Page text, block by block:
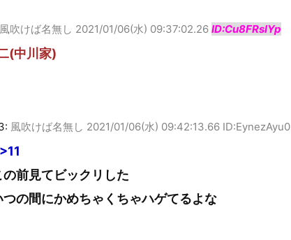
風吹けば名無し 2021/01/06(水) 09:37:02.26 ID:Cu8FRslYp
(中川家)
風吹けば名無し 2021/01/06(水) 09:42:13.66 ID:EynezAyu0
の前見てビックリした
つの間にかめちゃくちゃハゲてるよな